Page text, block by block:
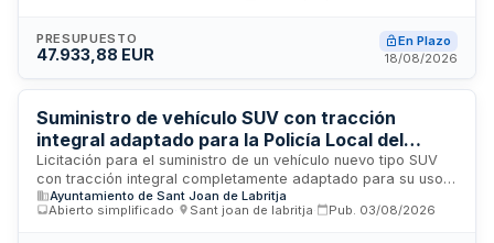
Polígono Industrial de Villamuriel de Cerrato. Se trata de un
contrato de suministro por procedimiento abierto cuyo valor
valor añadido.
PRESUPUESTO
47.933,88 EUR
En Plazo
18/08/2026
Suministro de vehículo SUV con tracción
integral adaptado para la Policía Local del
Ayuntamiento de Sant Joan de Labritja
Licitación para el suministro de un vehículo nuevo tipo SUV
con tracción integral completamente adaptado para su uso
como vehículo patrulla de la Policía Local. El contrato incluye
la matriculación del vehículo a nombre del Ayuntamiento de
Ayuntamiento de Sant Joan de Labritja
Abierto simplificado
Sant joan de labritja Pub. 03/08/2026